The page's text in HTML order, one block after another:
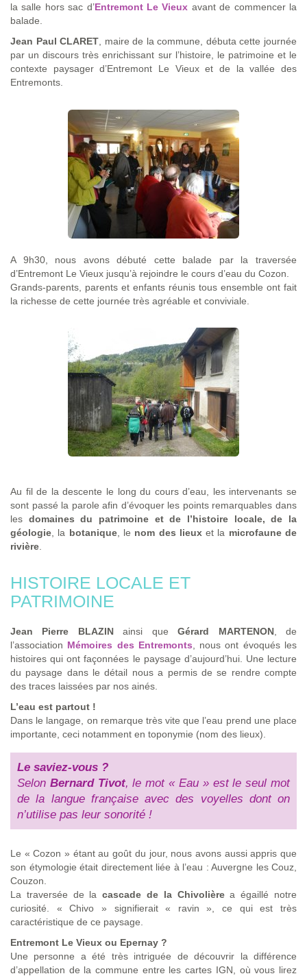
la salle hors sac d’Entremont Le Vieux avant de commencer la
balade.
Jean Paul CLARET, maire de la commune, débuta cette journée
par un discours très enrichissant sur l’histoire, le patrimoine et le
contexte paysager d’Entremont Le Vieux et de la vallée des
Entremonts.
A 9h30, nous avons débuté cette balade par la traversée
d’Entremont Le Vieux jusqu’à rejoindre le cours d’eau du Cozon.
Grands-parents, parents et enfants réunis tous ensemble ont fait
la richesse de cette journée très agréable et conviviale.
Au fil de la descente le long du cours d’eau, les intervenants se
sont passé la parole afin d’évoquer les points remarquables dans
les domaines du patrimoine et de l’histoire locale, de la
géologie , la botanique, le nom des lieuxet la microfaune de
rivière
HISTOIRE LOCALE ET
PATRIMOINE
Jean Pierre BLAZINainsi queGérard MARTENON, de
l’association Mémoires des Entremonts , nous ont évoqués les
histoires qui ont façonnées le paysage d’aujourd’hui. Une lecture
du paysage dans le détail nous a permis de se rendre compte
des traces laissées par nos ainés.
L’eau est partout !
Dans le langage, on remarque très vite que l’eau prend une place
importante, ceci notamment en toponymie (nom des lieux).
Le saviez-vous ?
Selon Bernard Tivot, le mot « Eau » est le seul mot
de la langue française avec des voyelles dont on
n’utilise pas leur sonorité !
Le « Cozon » étant au goût du jour, nous avons aussi appris que
son étymologie était directement liée à l’eau : Auvergne les Couz,
Couzon.
La traversée de lacascade de la Chivolièrea égaillé notre
curiosité. « Chivo » signifierait « ravin », ce qui est très
caractéristique de ce paysage.
Entremont Le Vieux ou Epernay ?
Une personne a été très intriguée de découvrir la différence
d’appellation de la commune entre les cartes IGN, où vous lirez